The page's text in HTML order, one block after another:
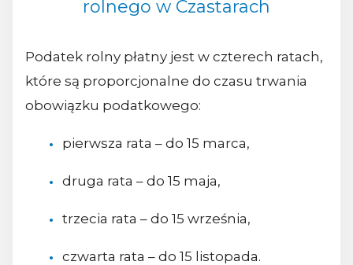
rolnego w Czastarach
Podatek rolny płatny jest w czterech ratach,
które są proporcjonalne do czasu trwania
obowiązku podatkowego:
pierwsza rata – do 15 marca,
druga rata – do 15 maja,
trzecia rata – do 15 września,
czwarta rata – do 15 listopada.